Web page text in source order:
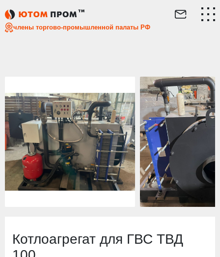
члены торгово-промышленной палаты РФ
Котлоагрегат для ГВС ТВД